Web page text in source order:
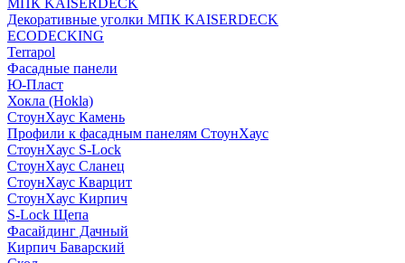
МПК KAISERDECK
Декоративные уголки МПК KAISERDECK
ECODECKING
Terrapol
Фасадные панели
Ю-Пласт
Хокла (Hokla)
СтоунХаус Камень
Профили к фасадным панелям СтоунХаус
СтоунХаус S-Lock
СтоунХаус Сланец
СтоунХаус Кварцит
СтоунХаус Кирпич
S-Lock Щепа
Фасайдинг Дачный
Кирпич Баварский